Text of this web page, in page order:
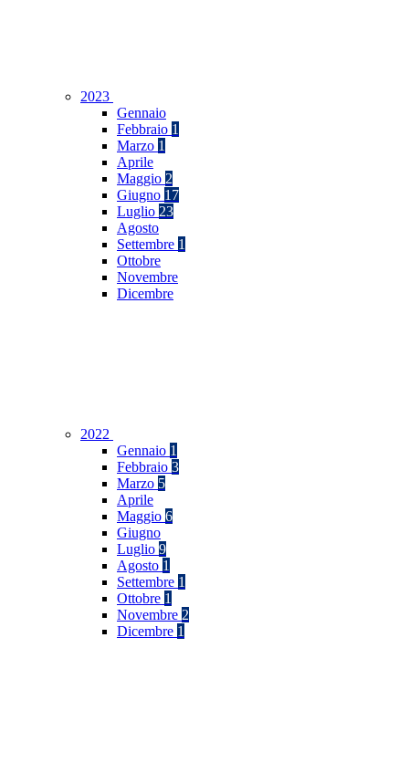
2023
Gennaio
Febbraio 1
Marzo 1
Aprile
Maggio 2
Giugno 17
Luglio 23
Agosto
Settembre 1
Ottobre
Novembre
Dicembre
2022
Gennaio 1
Febbraio 3
Marzo 5
Aprile
Maggio 6
Giugno
Luglio 9
Agosto 1
Settembre 1
Ottobre 1
Novembre 2
Dicembre 1